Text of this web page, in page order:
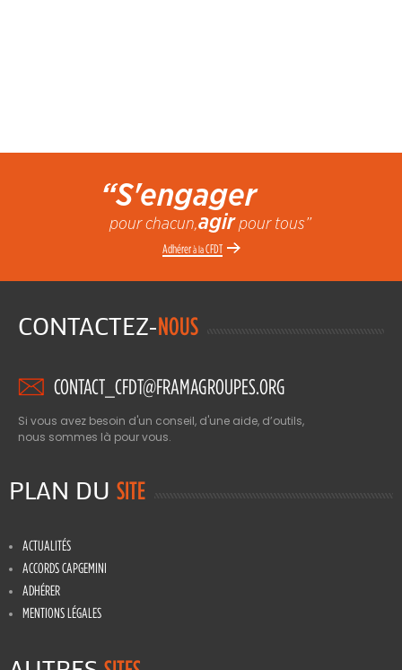
“S'engager
pour chacun,agirpour tous”
Adhérerà laCFDT
CONTACTEZ-NOUS
CONTACT_CFDT@FRAMAGROUPES.ORG
Si vous avez besoin d'un conseil, d'une aide, d’outils,
nous sommes là pour vous.
PLAN DU SITE
ACTUALITÉS
ACCORDS CAPGEMINI
ADHÉRER
MENTIONS LÉGALES